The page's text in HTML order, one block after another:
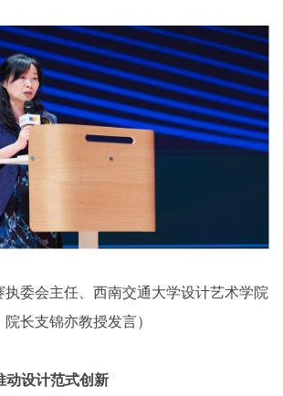
执委会主任、西南交通大学设计艺术学院
院长支锦亦教授发言）
动设计范式创新